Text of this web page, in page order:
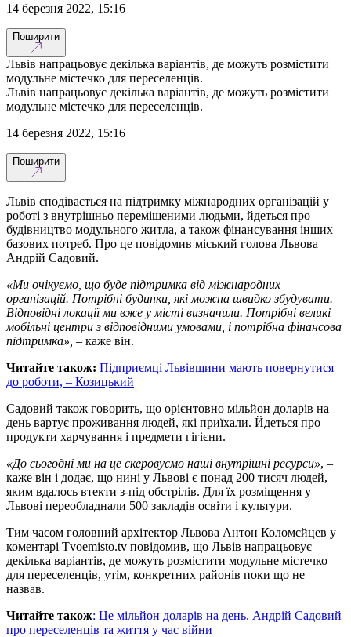
14 березня 2022, 15:16
Поширити
Львів напрацьовує декілька варіантів, де можуть розмістити
модульне містечко для переселенців.
Львів напрацьовує декілька варіантів, де можуть розмістити
модульне містечко для переселенців.
14 березня 2022, 15:16
Поширити
Львів сподівається на підтримку міжнародних організацій у
роботі з внутрішньо переміщеними людьми, йдеться про
будівництво модульного житла, а також фінансування інших
базових потреб. Про це повідомив міський голова Львова
Андрій Садовий.
«Ми очікуємо, що буде підтримка від міжнародних
організацій. Потрібні будинки, які можна швидко збудувати.
Відповідні локації ми вже у місті визначили. Потрібні великі
мобільні центри з відповідними умовами, і потрібна фінансова
підтримка», – каже він.
Читайте також: Підприємці Львівщини мають повернутися
до роботи, – Козицький
Садовий також говорить, що орієнтовно мільйон доларів на
день вартує проживання людей, які приїхали. Йдеться про
продукти харчування і предмети гігієни.
«До сьогодні ми на це скеровуємо наші внутрішні ресурси», –
каже він і додає, що нині у Львові є понад 200 тисяч людей,
яким вдалось втекти з-під обстрілів. Для їх розміщення у
Львові переобладнали 500 закладів освіти і культури.
Тим часом головний архітектор Львова Антон Коломєйцев у
коментарі Тvoemisto.tv повідомив, що Львів напрацьовує
декілька варіантів, де можуть розмістити модульне містечко
для переселенців, утім, конкретних районів поки що не
назвав.
Читайте також: Це мільйон доларів на день. Андрій Садовий
про переселенців та життя у час війни